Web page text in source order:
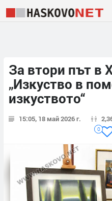
За втори път в
„Изкуство в
изкуството“
15:05, 18 май 2026 г.
0